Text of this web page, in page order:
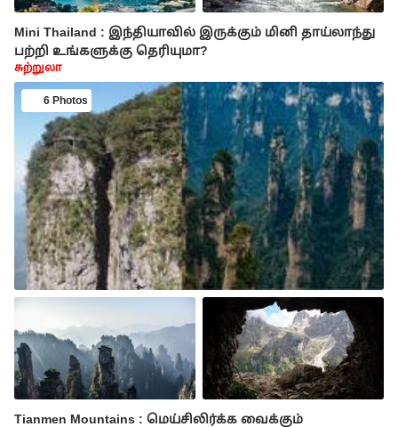
Mini Thailand : இந்தியாவில் இருக்கும் மினி தாய்லாந்து
பற்றி உங்களுக்கு தெரியுமா?
சுற்றுலா
6 Photos
Tianmen Mountains : மெய்சிலிர்க்க வைக்கும்